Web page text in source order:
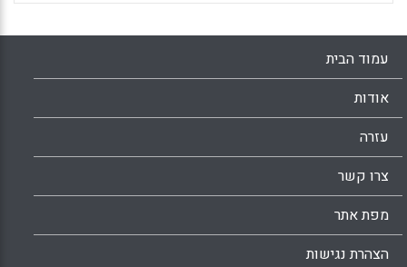
עמוד הבית
אודות
עזרה
צרו קשר
מפת אתר
הצהרת נגישות